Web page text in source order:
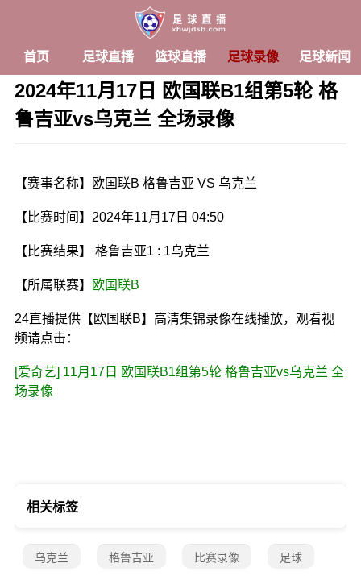
首页 足球直播 篮球直播 足球录像 足球新闻
2024年11月17日 欧国联B1组第5轮 格
鲁吉亚vs乌克兰 全场录像
【赛事名称】欧国联B 格鲁吉亚 VS 乌克兰
【比赛时间】2024年11月17日 04:50
【比赛结果】 格鲁吉亚1 : 1乌克兰
【所属联赛】 欧国联B
24直播提供【欧国联B】高清集锦录像在线播放，观看视
频请点击：
[爱奇艺] 11月17日 欧国联B1组第5轮 格鲁吉亚vs乌克兰 全
场录像
相关标签
乌克兰 格鲁吉亚 比赛录像 足球